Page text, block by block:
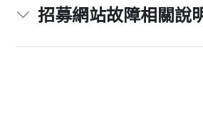
招募網站故障相關說